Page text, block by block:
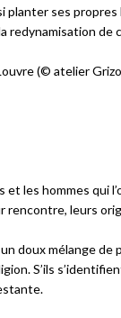
planter ses
redynamisation de
(© atelier
et les hommes
rencontre, leurs
doux mélange
S’ils